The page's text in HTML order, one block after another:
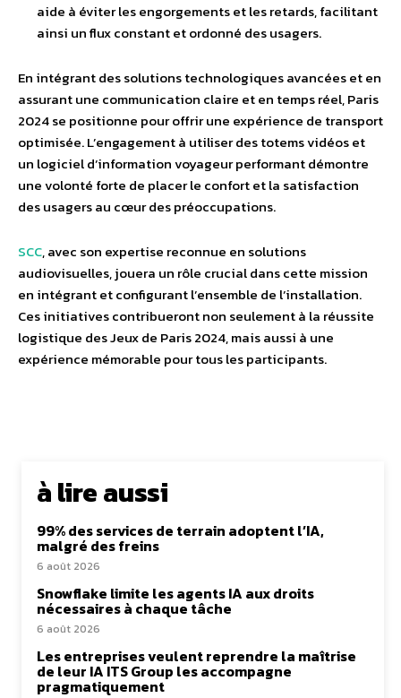
aide à éviter les engorgements et les retards, facilitant
ainsi un flux constant et ordonné des usagers.
En intégrant des solutions technologiques avancées et en
assurant une communication claire et en temps réel, Paris
2024 se positionne pour offrir une expérience de transport
optimisée. L’engagement à utiliser des totems vidéos et
un logiciel d’information voyageur performant démontre
une volonté forte de placer le confort et la satisfaction
des usagers au cœur des préoccupations.
SCC, avec son expertise reconnue en solutions
audiovisuelles, jouera un rôle crucial dans cette mission
en intégrant et configurant l’ensemble de l’installation.
Ces initiatives contribueront non seulement à la réussite
logistique des Jeux de Paris 2024, mais aussi à une
expérience mémorable pour tous les participants.
à lire aussi
99% des services de terrain adoptent l’IA,
malgré des freins
6 août 2026
Snowflake limite les agents IA aux droits
nécessaires à chaque tâche
6 août 2026
Les entreprises veulent reprendre la maîtrise
de leur IA ITS Group les accompagne
pragmatiquement